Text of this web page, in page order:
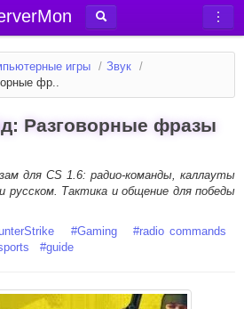
игры / Звук /
фр..
Разговорные фразы
для CS 1.6: радио-команды, каллауты
русском. Тактика и общение для победы
#Gaming #radio commands
#guide